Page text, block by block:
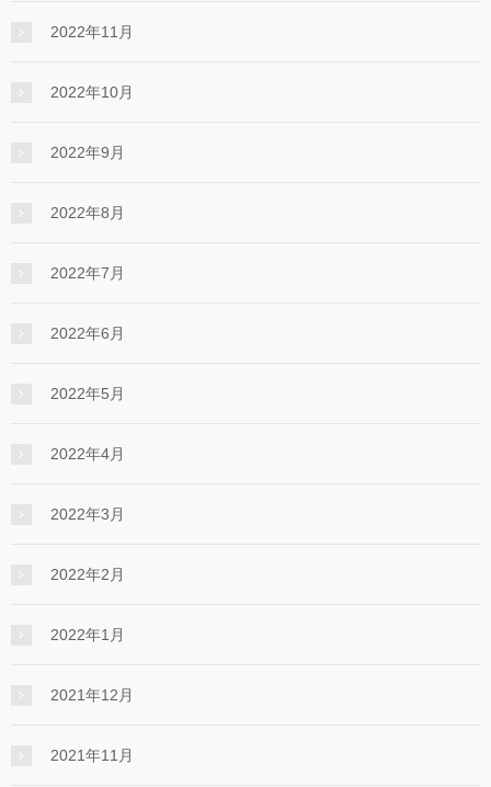
2022年11月
2022年10月
2022年9月
2022年8月
2022年7月
2022年6月
2022年5月
2022年4月
2022年3月
2022年2月
2022年1月
2021年12月
2021年11月